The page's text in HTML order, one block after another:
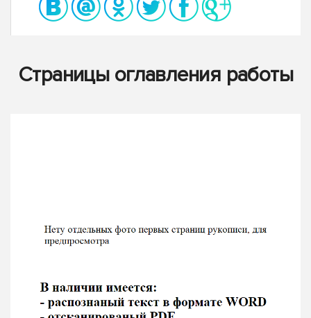
Страницы оглавления работы